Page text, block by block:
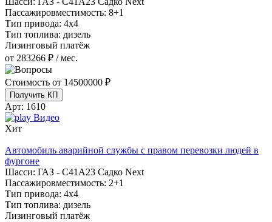
Пассажировместимость: 8+1
Тип привода: 4х4
Тип топлива: дизель
Лизинговый платёж
от 283266 ₽ / мес.
Стоимость от 14500000 ₽
Получить КП
Арт: 1610
Видео
Хит
Автомобиль аварийной службы с правом перевозки людей в
фургоне
Шасси: ГАЗ - С41А23 Садко Next
Пассажировместимость: 2+1
Тип привода: 4х4
Тип топлива: дизель
Лизинговый платёж